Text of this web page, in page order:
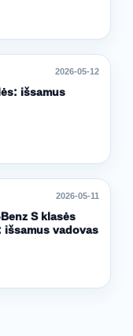
2026-05-12
išsamus
2026-05-11
S klasės
išsamus vadovas